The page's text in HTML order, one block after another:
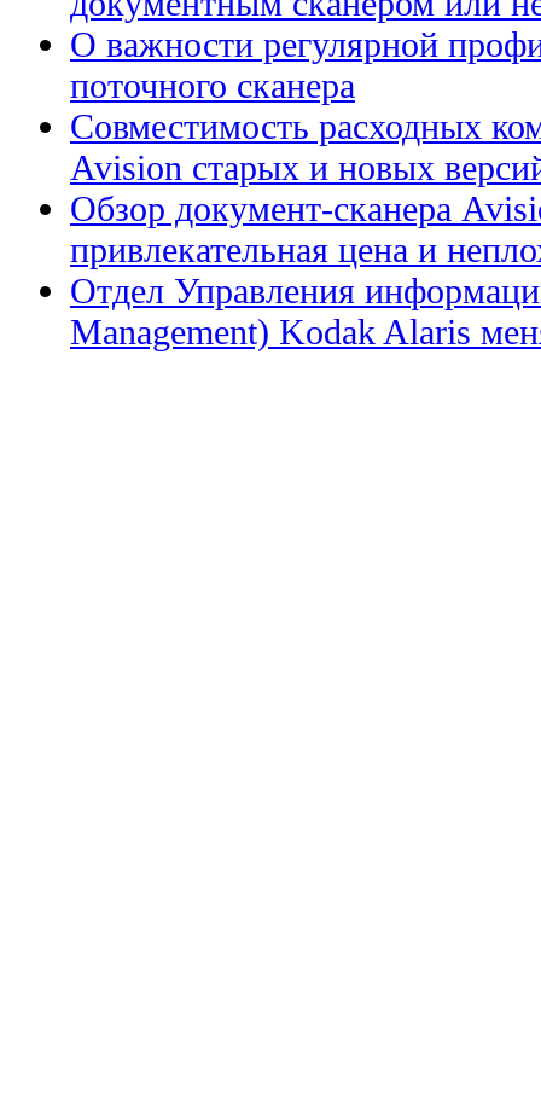
О важности регулярной
поточного сканера
Совместимость расходных
Avision старых и новых
Обзор документ-сканера
привлекательная цена и
Отдел Управления
Management) Kodak Alaris